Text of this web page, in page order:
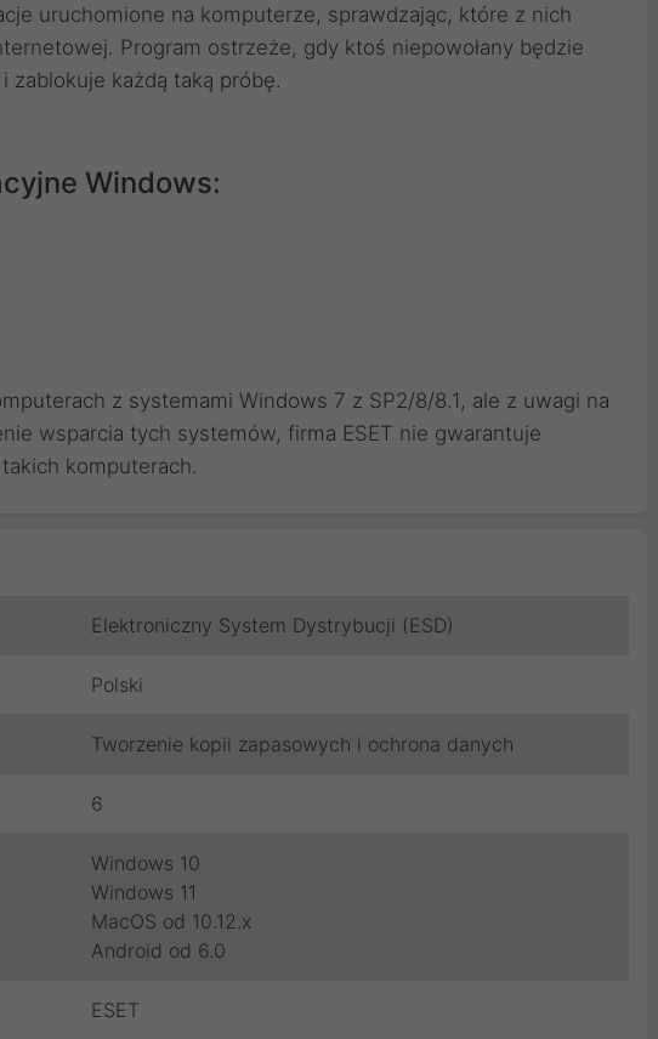
uruchomione na komputerze, sprawdzając, które z nich
Program ostrzeże, gdy ktoś niepowołany będzie
zablokuje każdą taką próbę.
Windows:
z systemami Windows 7 z SP2/8/8.1, ale z uwagi na
wsparcia tych systemów, firma ESET nie gwarantuje
komputerach.
Elektroniczny System Dystrybucji (ESD)
Polski
Tworzenie kopii zapasowych i ochrona danych
6
Windows 10
Windows 11
MacOS od 10.12.x
Android od 6.0
ESET